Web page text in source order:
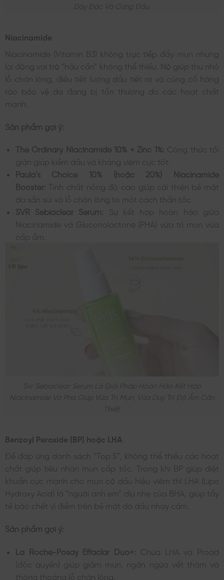
Dày Đặc Và Cứng Đầu.
Niacinamide
Niacinamide (Vitamin B3) không trực tiếp đẩy mụn nhưng
lại đóng vai trò “hậu cần” không thể thiếu. Nó giúp thu nhỏ
lỗ chân lông, điều tiết lượng dầu tiết ra và củng cố hàng
rào bảo vệ da đang bị tổn thương do các hoạt chất
mạnh.
Sản phẩm gợi ý:
The Ordinary Niacinamide 10% + Zinc 1%: Công thức tối
giản giúp kiềm dầu và kháng viêm cực tốt.
Paula’s Choice 10% (hoặc 20%) Niacinamide
Booster: Tinh chất nồng độ cao giúp cải thiện bề mặt
da sần sùi và lỗ chân lông to một cách thần tốc.
SVR Sebiaclear Serum:
Sự kết hợp hoàn hảo giữa
Niacinamide và Gluconolactone (PHA) vừa trị mụn vừa
cấp ẩm.
Svr Sebiaclear Serum Là Giải Pháp Hoàn Hảo Kết Hợp
Niacinamide Và Pha Giúp Vừa Trị Mụn, Vừa Duy Trì Độ Ẩm Cần
Benzoyl Peroxide (BP) hoặc LHA
Để đáp ứng danh sách “Top 5”, không thể thiếu các hoạt
chất giúp tiêu nhân mụn cấp tốc. Trong khi BP giúp diệt
khuẩn cực mạnh cho mụn có dấu hiệu viêm thì LHA (Lipo
Hydroxy Acid) là “người anh em” dịu nhẹ của BHA, giúp tẩy
tế bào chết vi điểm trên bề mặt da dầu nhạy cảm.
Sản phẩm gợi ý:
La Roche-Posay Effaclar Duo+: Chứa LHA và Proad
(độc quyền) giúp giảm mụn, ngăn ngừa vết thâm và
thông thoáng lỗ chân lông.